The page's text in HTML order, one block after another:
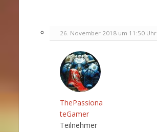
26. November 2018 um 11:50 Uhr
ThePassiona
teGamer
Teilnehmer